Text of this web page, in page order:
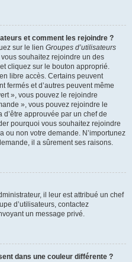
et comment les rejoindre ?
sur le lien Groupes d’utilisateurs
souhaitez rejoindre un des
cliquez sur le bouton approprié.
libre accès. Certains peuvent
fermés et d’autres peuvent même
», vous pouvez le rejoindre
», vous pouvez rejoindre le
approuvée par un chef de
pourquoi vous souhaitez rejoindre
ou non votre demande. N’importunez
il a sûrement ses raisons.
il leur est attribué un chef
d’utilisateurs, contactez
un message privé.
dans une couleur différente ?